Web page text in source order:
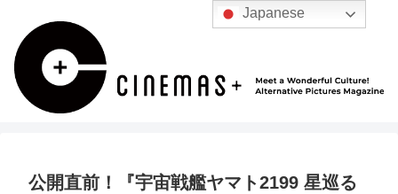
公開直前！『宇宙戦艦ヤマト2199 星巡る
Japanese